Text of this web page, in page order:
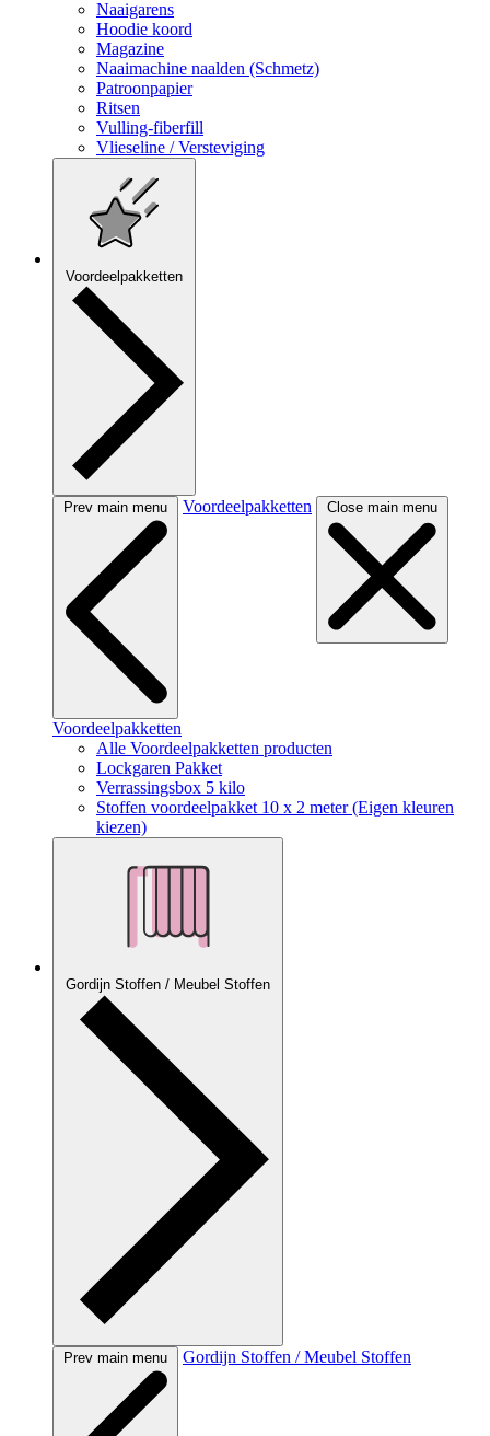
Naaigarens
Hoodie koord
Magazine
Naaimachine naalden (Schmetz)
Patroonpapier
Ritsen
Vulling-fiberfill
Vlieseline / Versteviging
Voordeelpakketten
Prev main menu Voordeelpakketten Close main menu
Voordeelpakketten
Alle Voordeelpakketten producten
Lockgaren Pakket
Verrassingsbox 5 kilo
Stoffen voordeelpakket 10 x 2 meter (Eigen kleuren
kiezen)
Gordijn Stoffen / Meubel Stoffen
Prev main menu Gordijn Stoffen / Meubel Stoffen